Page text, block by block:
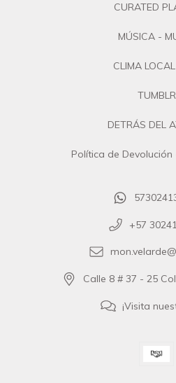
CURATED
MÚSICA -
CLIMA
TUMBLR
DETRÁS DEL
Política de Devolución
+57
Calle 8 # 37 - 25
¡Visita